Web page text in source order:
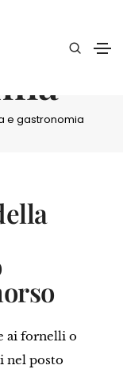
e gastronomia
ai fornelli o
nel posto